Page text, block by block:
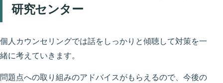
研究センター
個人カウンセリングでは話をしっかりと傾聴して対策を一
緒に考えていきます。
問題点への取り組みのアドバイスがもらえるので、今後の